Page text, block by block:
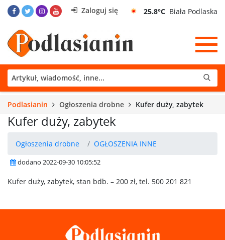
Zaloguj się 25.8°C Biała Podlaska
Podlasianin Ogłoszenia drobne Kufer duży, zabytek
Kufer duży, zabytek
Ogłoszenia drobne OGŁOSZENIA INNE
dodano 2022-09-30 10:05:52
Kufer duży, zabytek, stan bdb. – 200 zł, tel. 500 201 821